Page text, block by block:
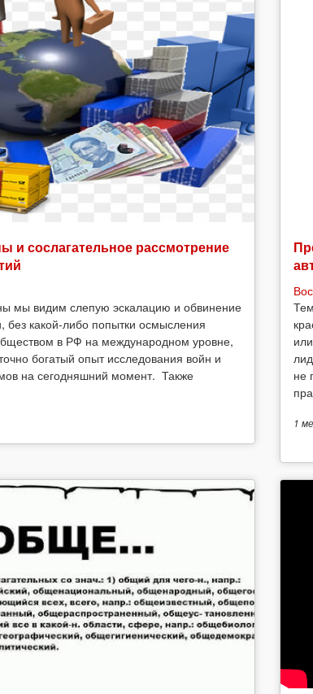
и сослагательное рассмотрение
мы видим слепую эскалацию и обвинение
без какой-либо попытки осмысления
в РФ на международном уровне,
богатый опыт исследования войн и
на сегодняшний момент. Также
не
1